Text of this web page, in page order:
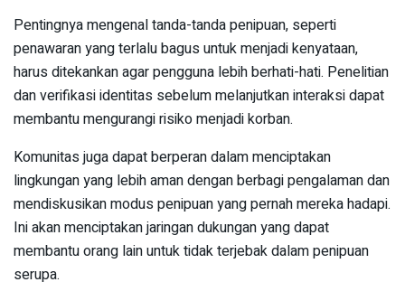
Pentingnya mengenal tanda-tanda penipuan, seperti
penawaran yang terlalu bagus untuk menjadi kenyataan,
harus ditekankan agar pengguna lebih berhati-hati. Penelitian
dan verifikasi identitas sebelum melanjutkan interaksi dapat
membantu mengurangi risiko menjadi korban.
Komunitas juga dapat berperan dalam menciptakan
lingkungan yang lebih aman dengan berbagi pengalaman dan
mendiskusikan modus penipuan yang pernah mereka hadapi.
Ini akan menciptakan jaringan dukungan yang dapat
membantu orang lain untuk tidak terjebak dalam penipuan
serupa.